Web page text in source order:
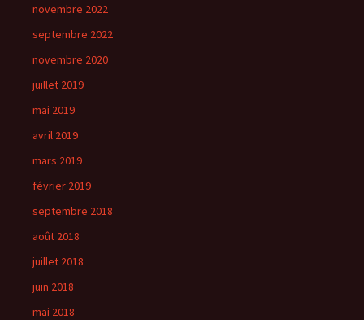
novembre 2022
septembre 2022
novembre 2020
juillet 2019
mai 2019
avril 2019
mars 2019
février 2019
septembre 2018
août 2018
juillet 2018
juin 2018
mai 2018